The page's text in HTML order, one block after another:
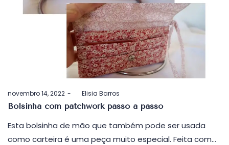
Postado
em
novembro 14, 2022 byElisia Barros
Bolsinha com patchwork passo a passo
Esta bolsinha de mão que também pode ser usada
como carteira é uma peça muito especial. Feita com…